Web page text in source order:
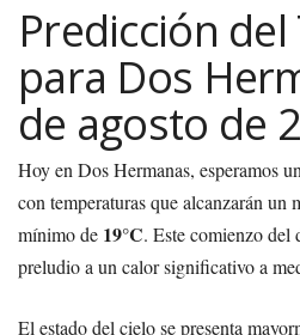
Predicción
para Dos
de agosto de
Hoy en Dos Hermanas, esperamos
con temperaturas que alcanzarán un
mínimo de 19°C. Este comienzo del
preludio a un calor significativo a
El estado del cielo se presenta